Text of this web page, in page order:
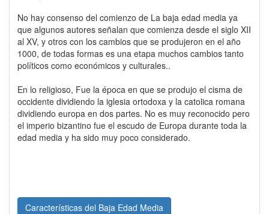
No hay consenso del comienzo de La baja edad media ya
que algunos autores señalan que comienza desde el siglo XII
al XV, y otros con los cambios que se produjeron en el año
1000, de todas formas es una etapa muchos cambios tanto
políticos como económicos y culturales..
En lo religioso, Fue la época en que se produjo el cisma de
occidente dividiendo la iglesia ortodoxa y la catolica romana
dividiendo europa en dos partes. No es muy reconocido pero
el imperio bizantino fue el escudo de Europa durante toda la
edad media y ha sido muy poco considerado.
Características del Baja Edad Media